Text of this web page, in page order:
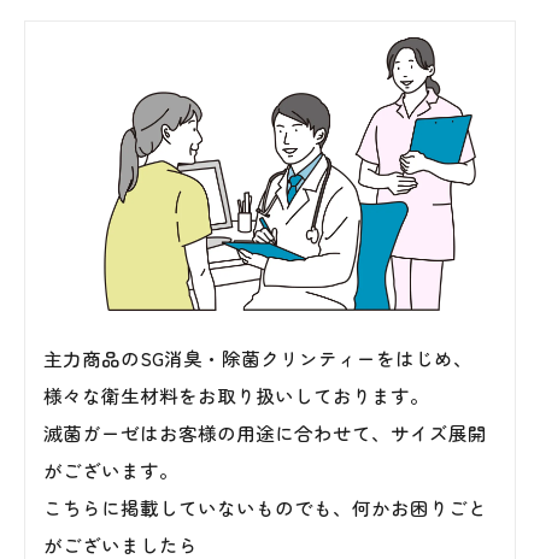
主力商品のSG消臭・除菌クリンティーをはじめ、
様々な衛生材料をお取り扱いしております。
滅菌ガーゼはお客様の用途に合わせて、サイズ展開
がございます。
こちらに掲載していないものでも、何かお困りごと
がございましたら